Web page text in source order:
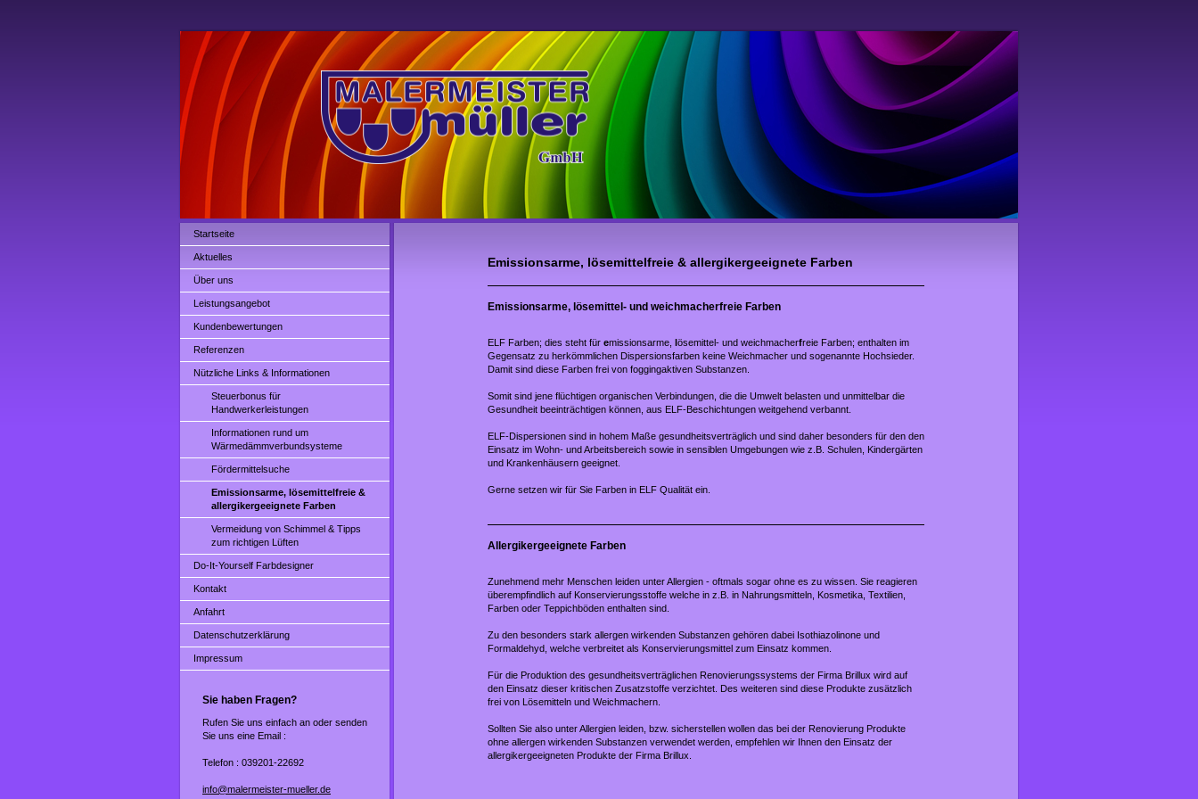
Startseite
Aktuelles
Über uns
Leistungsangebot
Kundenbewertungen
Referenzen
Nützliche Links & Informationen
Steuerbonus für
Handwerkerleistungen
Informationen rund um
Wärmedämmverbundsysteme
Fördermittelsuche
Emissionsarme, lösemittelfreie &
allergikergeeignete Farben
Vermeidung von Schimmel & Tipps
zum richtigen Lüften
Do-It-Yourself Farbdesigner
Kontakt
Anfahrt
Datenschutzerklärung
Impressum
Sie haben Fragen?
Rufen Sie uns einfach an oder senden
Sie uns eine Email :
Telefon : 039201-22692
info@malermeister-mueller.de
Emissionsarme, lösemittelfreie & allergikergeeignete Farben
Emissionsarme, lösemittel- und weichmacherfreie Farben
ELF Farben; dies steht für emissionsarme, lösemittel- und weichmacherfreie Farben; enthalten im
Gegensatz zu herkömmlichen Dispersionsfarben keine Weichmacher und sogenannte Hochsieder.
Damit sind diese Farben frei von foggingaktiven Substanzen.
Somit sind jene flüchtigen organischen Verbindungen, die die Umwelt belasten und unmittelbar die
Gesundheit beeinträchtigen können, aus ELF-Beschichtungen weitgehend verbannt.
ELF-Dispersionen sind in hohem Maße gesundheitsverträglich und sind daher besonders für den den
Einsatz im Wohn- und Arbeitsbereich sowie in sensiblen Umgebungen wie z.B. Schulen, Kindergärten
und Krankenhäusern geeignet.
Gerne setzen wir für Sie Farben in ELF Qualität ein.
Allergikergeeignete Farben
Zunehmend mehr Menschen leiden unter Allergien - oftmals sogar ohne es zu wissen. Sie reagieren
überempfindlich auf Konservierungsstoffe welche in z.B. in Nahrungsmitteln, Kosmetika, Textilien,
Farben oder Teppichböden enthalten sind.
Zu den besonders stark allergen wirkenden Substanzen gehören dabei Isothiazolinone und
Formaldehyd, welche verbreitet als Konservierungsmittel zum Einsatz kommen.
Für die Produktion des gesundheitsverträglichen Renovierungssystems der Firma Brillux wird auf
den Einsatz dieser kritischen Zusatzstoffe verzichtet. Des weiteren sind diese Produkte zusätzlich
frei von Lösemitteln und Weichmachern.
Sollten Sie also unter Allergien leiden, bzw. sicherstellen wollen das bei der Renovierung Produkte
ohne allergen wirkenden Substanzen verwendet werden, empfehlen wir Ihnen den Einsatz der
allergikergeeigneten Produkte der Firma Brillux.